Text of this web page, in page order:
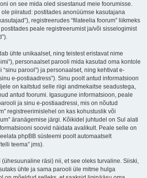
on see mida oled sisestanud meie foorumisse.
piiratud: postitades anonüümse kasutajana
registreerudes “filateelia foorum” liikmeks
postitades peale registreerumist ja/või sisselogimist
ühte unikaalset, ning teistest eristavat nime
personaalset parooli mida kasutad oma kontole
parool”) ja personaalset, ning kehtivat e-
e-postiaadress”). Sinu poolt antud informatsioon
on kaitstud selle riigi andmekaitse seadustega,
antud foorumi. Igasugune informatsioon, peale
ja sinu e-postiaadressi, mis on nõutud
registreerimislehel on kas kohustuslik või
äranägemise järgi. Kõikidel juhtudel on Sul alati
soovid näidata avalikult. Peale selle on
phpBB süsteemi poolt automaatselt
teema” jms).
räsi) nii, et see oleks turvaline. Siiski,
ühte ja sama parooli üle mitme hulga